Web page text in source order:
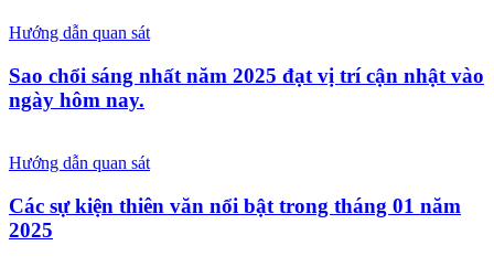
Hướng dẫn quan sát
Sao chổi sáng nhất năm 2025 đạt vị trí cận nhật vào
ngày hôm nay.
Hướng dẫn quan sát
Các sự kiện thiên văn nổi bật trong tháng 01 năm
2025